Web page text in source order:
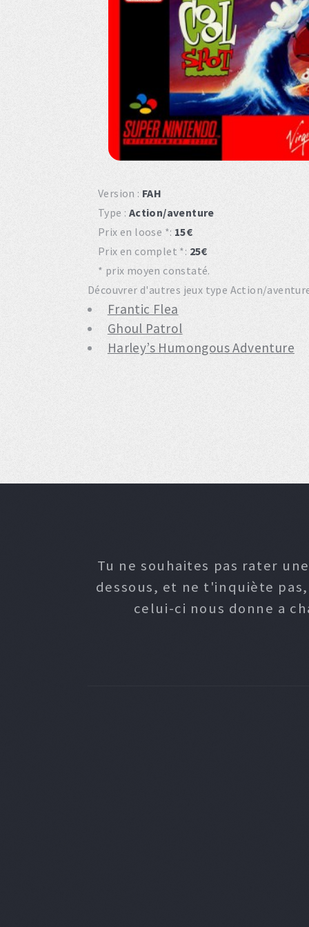
Version : FAH
Type : Action/aventure
Prix en loose *: 15€
Prix en complet *: 25€
* prix moyen constaté.
Découvrer d'autres jeux type Action/
Frantic Flea
Ghoul Patrol
Harley’s Humongous Adventure
Tu ne souhaites pas rater
dessous, et ne t'inquiète
celui-ci nous donne a